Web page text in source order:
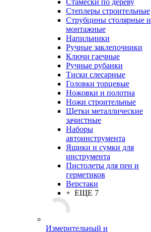
Стамески по дереву
Степлеры строительные
Струбцины столярные и
монтажные
Напильники
Ручные заклепочники
Ключи гаечные
Ручные рубанки
Тиски слесарные
Головки торцевые
Ножовки и полотна
Ножи строительные
Щетки металлические
зачистные
Наборы
автоинструмента
Ящики и сумки для
инструмента
Пистолеты для пен и
герметиков
Верстаки
+ ЕЩЕ 7
Измерительный и